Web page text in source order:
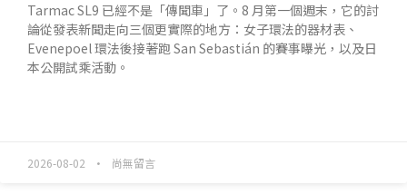
Tarmac SL9 已經不是「傳聞車」了。8 月第一個週末，它的討
論從發表新聞走向三個更實際的地方：女子環法的器材表、
Evenepoel 環法後接著跑 San Sebastián 的賽事曝光，以及日
本公開試乘活動。
2026-08-02 尚無留言